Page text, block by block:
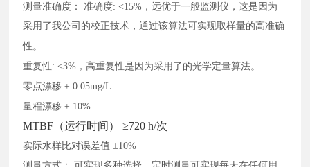
测量准确度：
准确度: <15%，远优于一般监测仪，这是因为
采用了我公司的校正技术，通过该算法可实现取样量的高准确
性。
重复性: <3%，高重复性是因为采用了的光学定量算法。
零点漂移 ± 0.05mg/L
量程漂移 ± 10%
MTBF（运行时间） ≥720 h/次
实际水样比对误差值 ±10%